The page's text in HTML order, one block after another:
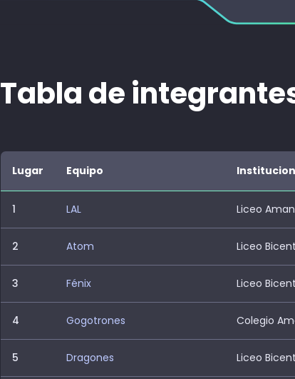
Tabla de
Lugar Equipo
1 LAL Liceo
2 Atom Liceo
3 Fénix Liceo
4 Gogotrones Colegio
5 Dragones Liceo